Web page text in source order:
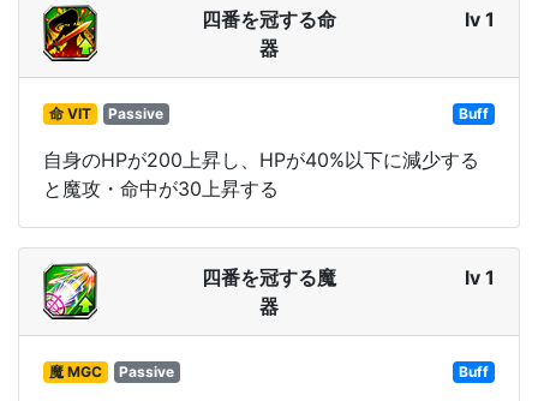
四番を冠する命
器
lv 1
命 VIT Passive Buff
自身のHPが200上昇し、HPが40%以下に減少する
と魔攻・命中が30上昇する
四番を冠する魔
器
lv 1
魔 MGC Passive Buff